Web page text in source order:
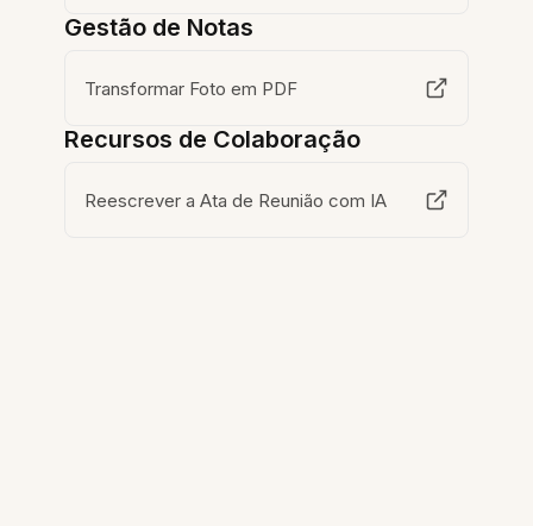
Gestão de Notas
Transformar Foto em PDF
Recursos de Colaboração
Reescrever a Ata de Reunião com IA